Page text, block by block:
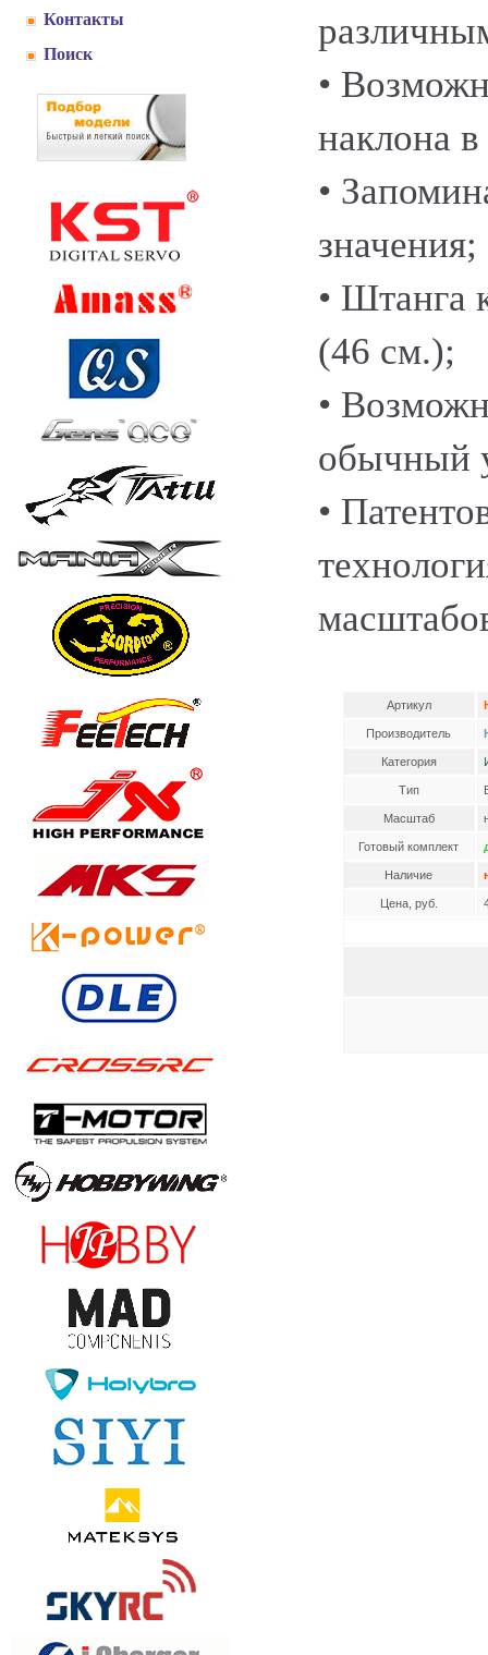
Контакты
Поиск
•
наклона
•
значения;
• Штанга
(46 см.);
•
обычный
•
Артикул
Производитель
Категория
Тип
Масштаб
Готовый комплект
Наличие
Цена, руб.